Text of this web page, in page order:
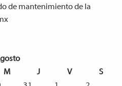
de mantenimiento de la
M J V
S